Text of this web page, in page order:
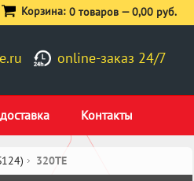
online-заказ 24/7
Контакты
Корзина: 0 товаров —0,00 руб.
320TE